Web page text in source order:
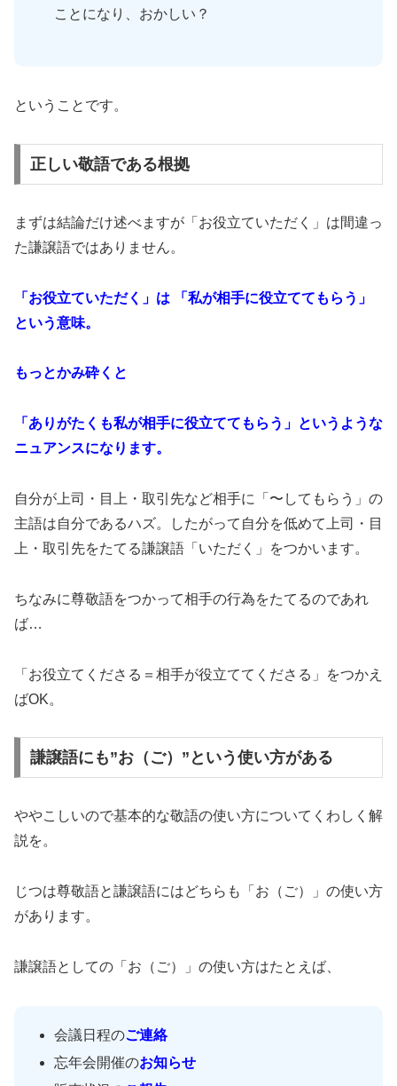
ことになり、おかしい？
ということです。
正しい敬語である根拠
まずは結論だけ述べますが「お役立ていただく」は間違っ
た謙譲語ではありません。
「お役立ていただく」は 「私が相手に役立ててもらう」
という意味。
もっとかみ砕くと
「ありがたくも私が相手に役立ててもらう」というような
ニュアンスになります。
自分が上司・目上・取引先など相手に「〜してもらう」の
主語は自分であるハズ。したがって自分を低めて上司・目
上・取引先をたてる謙譲語「いただく」をつかいます。
ちなみに尊敬語をつかって相手の行為をたてるのであれ
ば…
「お役立てくださる＝相手が役立ててくださる」をつかえ
ばOK。
謙譲語にも”お（ご）”という使い方がある
ややこしいので基本的な敬語の使い方についてくわしく解
説を。
じつは尊敬語と謙譲語にはどちらも「お（ご）」の使い方
があります。
謙譲語としての「お（ご）」の使い方はたとえば、
会議日程のご連絡
忘年会開催のお知らせ